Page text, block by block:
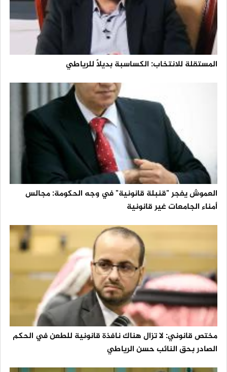
المستقلة للانتخاب: الكساسبة بديلاً للرياطي
العموش يفجر "قنبلة قانونية" في وجه الحكومة: مجالس
أمناء الجامعات غير قانونية
مختص قانوني: لا تزال هناك نافذة قانونية للطعن في الحكم
الصادر بحق النائب حسن الرياطي